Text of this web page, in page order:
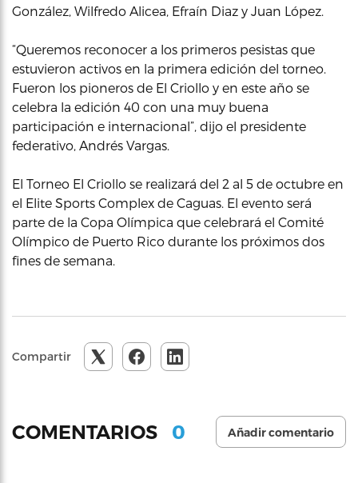
González, Wilfredo Alicea, Efraín Diaz y Juan López.
“Queremos reconocer a los primeros pesistas que
estuvieron activos en la primera edición del torneo.
Fueron los pioneros de El Criollo y en este año se
celebra la edición 40 con una muy buena
participación e internacional”, dijo el presidente
federativo, Andrés Vargas.
El Torneo El Criollo se realizará del 2 al 5 de octubre en
el Elite Sports Complex de Caguas. El evento será
parte de la Copa Olímpica que celebrará el Comité
Olímpico de Puerto Rico durante los próximos dos
fines de semana.
Compartir
COMENTARIOS 0 Añadir comentario